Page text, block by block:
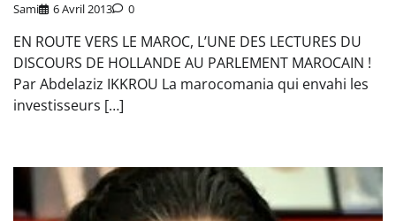
Sami 6 Avril 2013 0
EN ROUTE VERS LE MAROC, L’UNE DES LECTURES DU
DISCOURS DE HOLLANDE AU PARLEMENT MAROCAIN !
Par Abdelaziz IKKROU La marocomania qui envahi les
investisseurs […]